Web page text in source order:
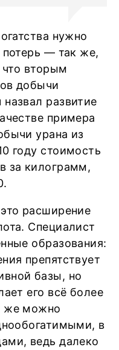
нужно
потерь — так же,
что вторым
добычи
развитие
примера
урана из
году стоимость
за килограмм,
расширение
Специалист
образования:
препятствует
базы, но
его всё более
же можно
в
ведь далеко